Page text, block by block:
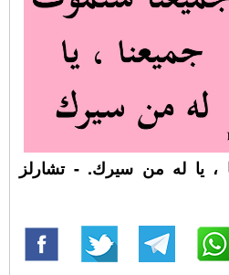
، يا له من سيرك. - تشارلز